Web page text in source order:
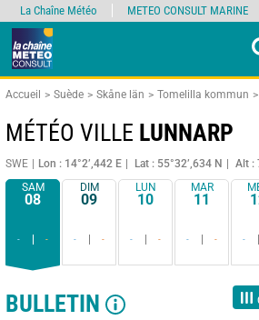
Accueil Suède Skåne län Tomelilla kommun
MÉTÉO VILLE LUNNARP
SWE Lon : 14°2’,442 E Lat : 55°32’,634 N
Alt :
SAM
08
- -
DIM
09
- -
LUN
10
- -
MAR
11
- - -
BULLETIN
La Chaîne Météo METEO CONSULT MARINE